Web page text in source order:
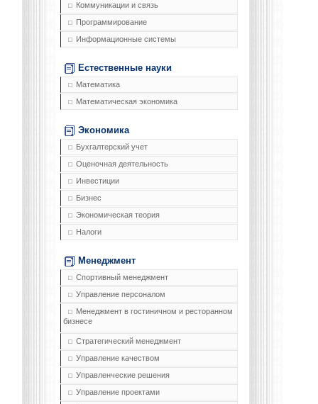
Коммуникации и связь
Программирование
Информационные системы
Естественные науки
Математика
Математическая экономика
Экономика
Бухгалтерский учет
Оценочная деятельность
Инвестиции
Бизнес
Экономическая теория
Налоги
Менеджмент
Спортивный менеджмент
Управление персоналом
Менеджмент в гостиничном и ресторанном
бизнесе
Стратегический менеджмент
Управление качеством
Управленческие решения
Управление проектами